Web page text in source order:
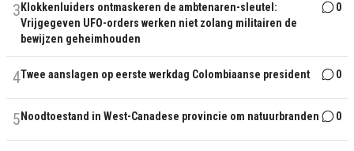
3 Klokkenluiders ontmaskeren de ambtenaren-sleutel:
Vrijgegeven UFO-orders werken niet zolang militairen de
bewijzen geheimhouden
0
4Twee aanslagen op eerste werkdag Colombiaanse president 0
5 Noodtoestand in West-Canadese provincie om natuurbranden 0